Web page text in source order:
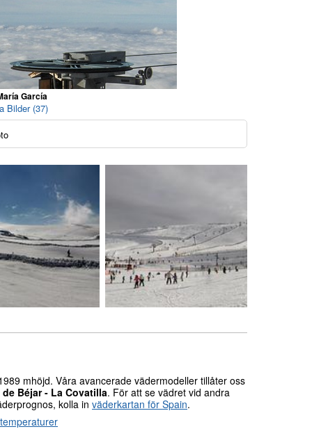
García
Bilder (37)
mhöjd. Våra avancerade vädermodeller tillåter oss
de Béjar - La Covatilla. För att se vädret vid andra
kolla in väderkartan för Spain.